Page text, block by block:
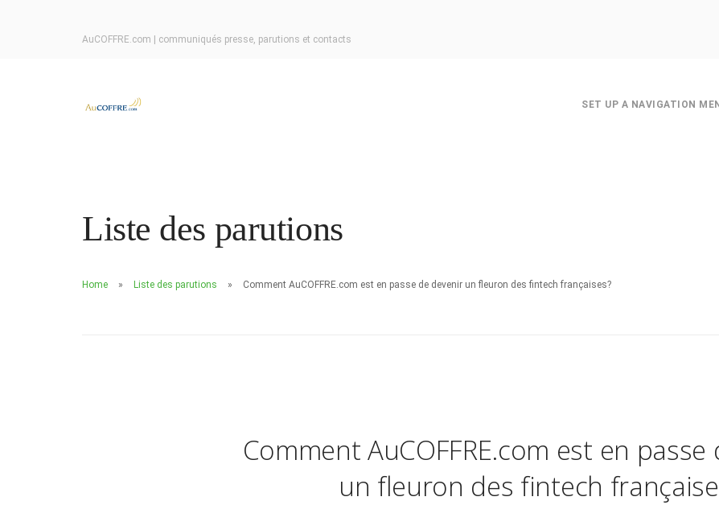
AuCOFFRE.com | communiqués presse, parutions et contacts
SET UP A NAVIGATION
Liste des parutions
Home Liste des parutions Comment AuCOFFRE.com est en passe de devenir un fleuron des fintech françaises?
Comment AuCOFFRE.com est en
un fleuron des fintech